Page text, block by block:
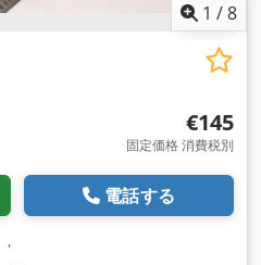
1 /8
€145
固定価格 消費税別
電話する
,